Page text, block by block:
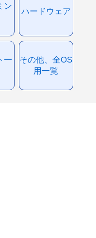
ン
ハードウェア
一
その他、全OS
用一覧